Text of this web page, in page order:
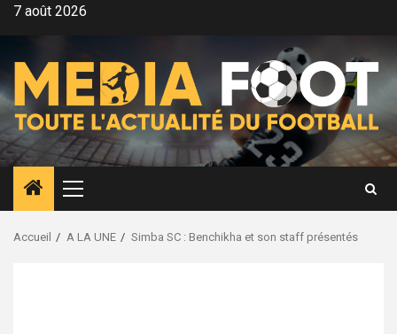
Aller7 août 2026
Menu
principal
Accueil A LA UNE Simba SC : Benchikha et son staff présentés